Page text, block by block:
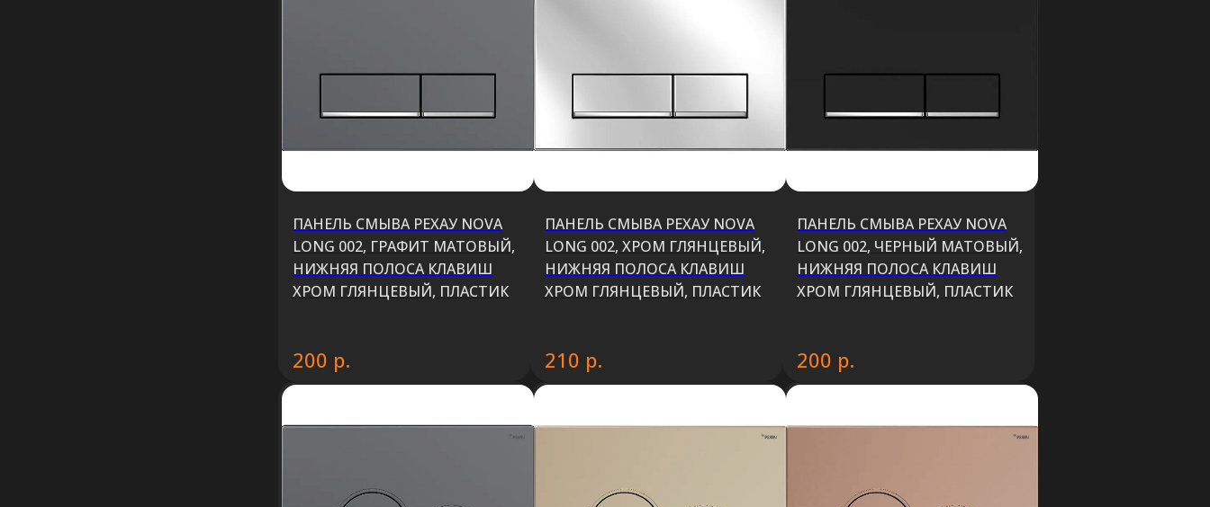
ПАНЕЛЬ СМЫВА РЕХАУ NOVA
LONG 002, ГРАФИТ МАТОВЫЙ,
НИЖНЯЯ ПОЛОСА КЛАВИШ
ХРОМ ГЛЯНЦЕВЫЙ, ПЛАСТИК
200 р.
ПАНЕЛЬ СМЫВА РЕХАУ NOVA
LONG 002, ХРОМ ГЛЯНЦЕВЫЙ,
НИЖНЯЯ ПОЛОСА КЛАВИШ
ХРОМ ГЛЯНЦЕВЫЙ, ПЛАСТИК
210 р.
ПАНЕЛЬ СМЫВА РЕХАУ NOVA
LONG 002, ЧЕРНЫЙ МАТОВЫЙ,
НИЖНЯЯ ПОЛОСА КЛАВИШ
ХРОМ ГЛЯНЦЕВЫЙ, ПЛАСТИК
200 р.